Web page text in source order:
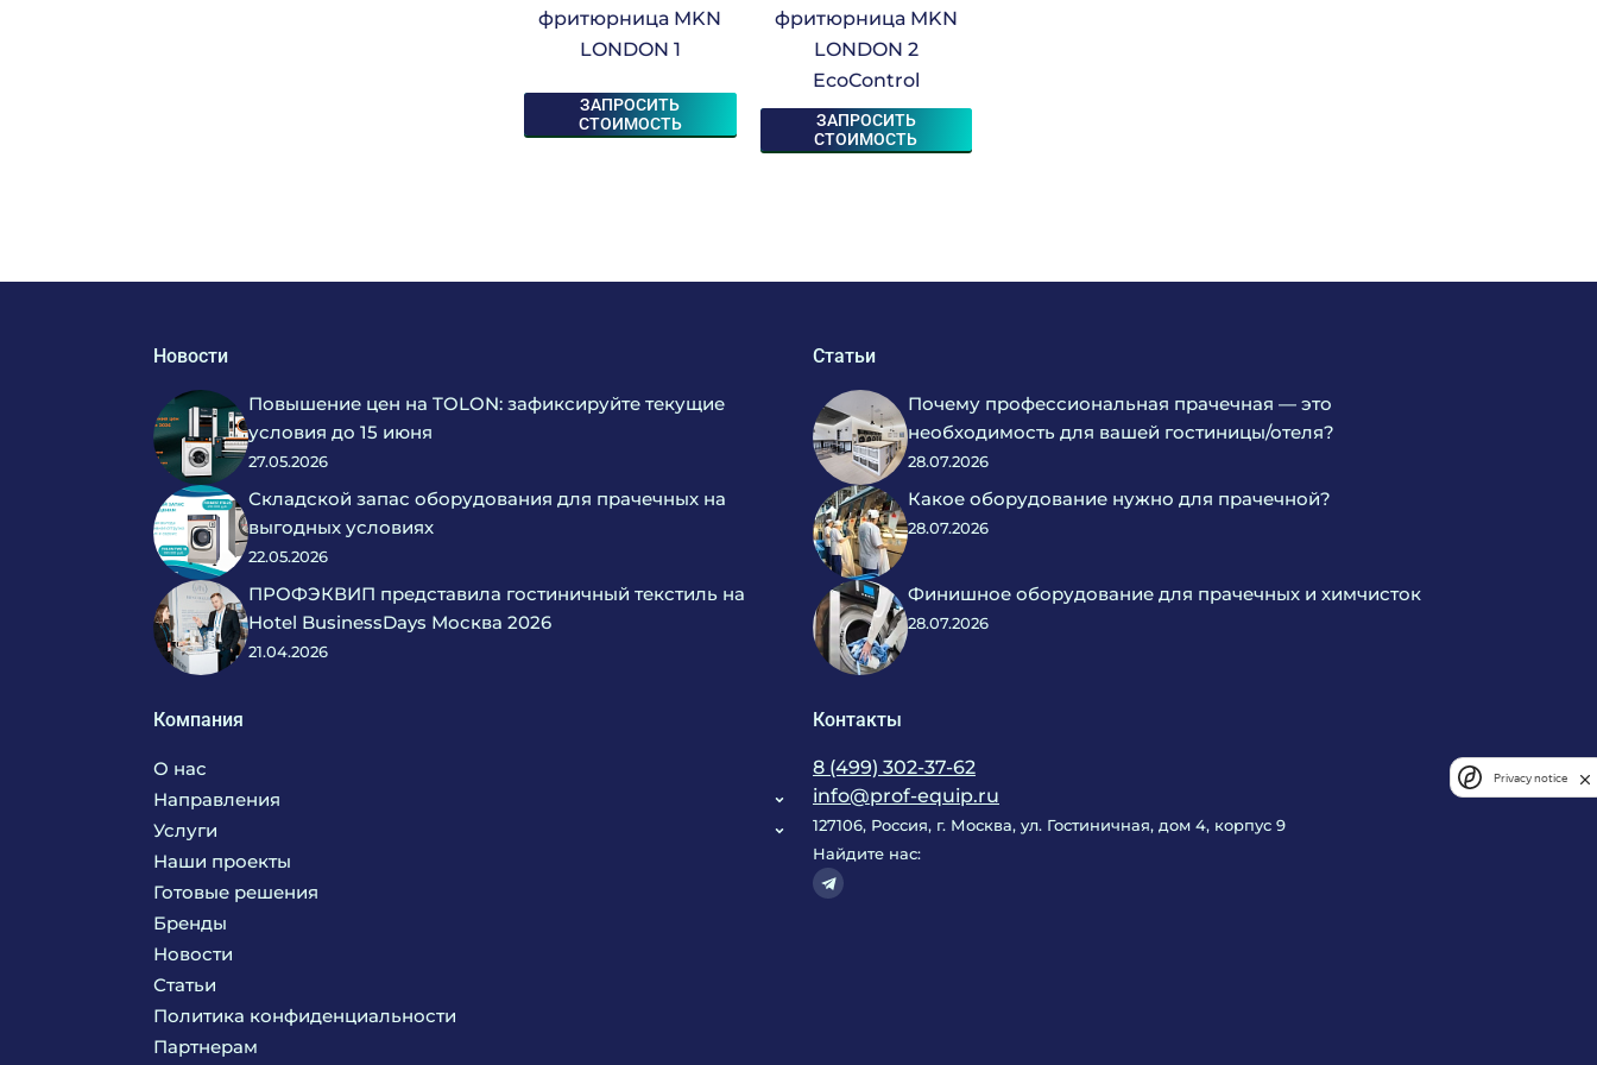
фритюрница MKN
LONDON 1
ЗАПРОСИТЬ
СТОИМОСТЬ
фритюрница MKN
LONDON 2
EcoControl
ЗАПРОСИТЬ
СТОИМОСТЬ
Новости
Повышение цен на TOLON: зафиксируйте текущие
условия до 15 июня
27.05.2026
Складской запас оборудования для прачечных на
выгодных условиях
22.05.2026
ПРОФЭКВИП представила гостиничный текстиль на
Hotel BusinessDays Москва 2026
21.04.2026
Статьи
Почему профессиональная прачечная — это
необходимость для вашей гостиницы/отеля?
28.07.2026
Какое оборудование нужно для прачечной?
28.07.2026
Финишное оборудование для прачечных и химчисток
28.07.2026
Компания
О нас
Направления
Кухня
Прачечная
Текстиль
Химия
Мебель
Комплексное оснащение
Услуги
Поставка аксессуаров и запасных частей
Сервисное обслуживание
Консалтинг
Технологическое проектирование
Продажа оборудования
Монтажные и пусконаладочные работы
Наши проекты
Готовые решения
Бренды
Новости
Статьи
Политика конфиденциальности
Партнерам
Контакты
8 (499) 302-37-62
info@prof-equip.ru
127106, Россия, г. Москва, ул. Гостиничная, дом 4, корпус 9
Найдите нас:
Privacy notice